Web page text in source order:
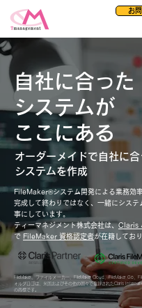
お
自社に合った
システムが
ここにある
オーダーメイドで自社に合
システムを作成
FileMaker®システム開発による業務効率
完成して終わりではなく、一緒にシステ
事にしています。
ティーマネジメント株式会社は、Claris
で FileMaker 資格認定者が在籍しており
FileMaker、ファイルメーカー、FileMaker Cloud、FileMaker Go、
ォルダロゴは、米国およびその他の国々で登録されたClaris
の商標です。